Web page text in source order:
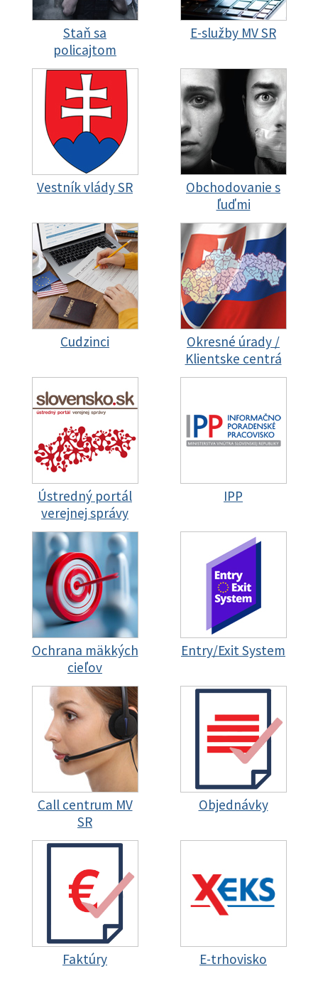
Staň sa
policajtom
E-služby MV SR
Vestník vlády SR
Obchodovanie s
ľuďmi
Cudzinci
Okresné úrady /
Klientske centrá
Ústredný portál
verejnej správy
IPP
Ochrana mäkkých
cieľov
Entry/Exit System
Call centrum MV
SR
Objednávky
Faktúry E-trhovisko